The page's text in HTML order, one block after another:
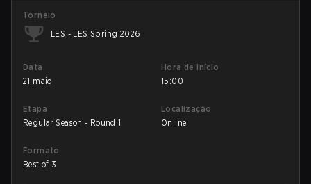
Torneio
LES - LES Spring 2026
Data
21 maio
Hora de início
15:00
Etapa
Regular Season - Round 1
Localização
Online
Formato
Best of 3